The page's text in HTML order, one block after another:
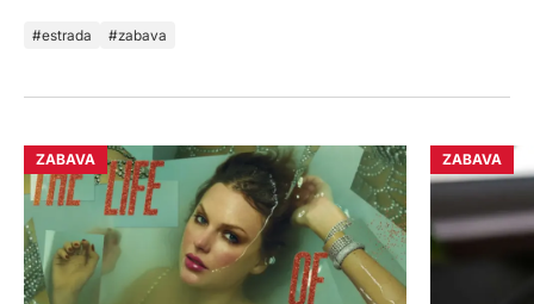
estrada zabava
ZABAVA ZABAVA